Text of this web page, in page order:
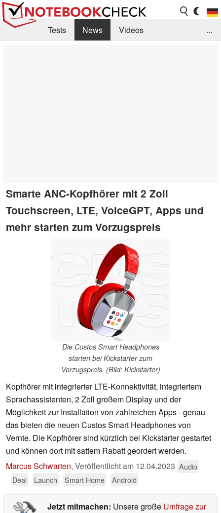
Tests News
Videos
...
Smarte ANC-Kopfhörer mit 2 Zoll
Touchscreen, LTE, VoiceGPT, Apps und
mehr starten zum Vorzugspreis
Die Custos Smart Headphones
starten bei Kickstarter zum
Vorzugspreis. (Bild: Kickstarter)
Kopfhörer mit integrierter LTE-Konnektivität, integriertem
Sprachassistenten, 2 Zoll großem Display und der
Möglichkeit zur Installation von zahlreichen Apps - genau
das bieten die neuen Custos Smart Headphones von
Vernte. Die Kopfhörer sind kürzlich bei Kickstarter gestartet
und können dort mit sattem Rabatt geordert werden.
Marcus Schwarten, Veröffentlicht am 12.04.2023 Audio
Deal
Launch Smart Home Android
Jetzt mitmachen: Unsere große Umfrage zur